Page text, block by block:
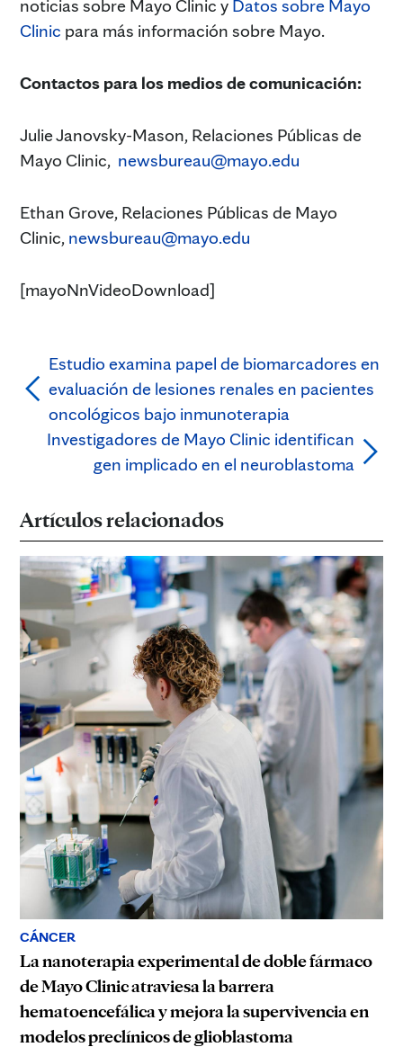
noticias sobre Mayo Clinic y Datos sobre Mayo
Clinic para más información sobre Mayo.
Contactos para los medios de comunicación:
Julie Janovsky-Mason, Relaciones Públicas de
Mayo Clinic, newsbureau@mayo.edu
Ethan Grove, Relaciones Públicas de Mayo
Clinic, newsbureau@mayo.edu
[mayoNnVideoDownload]
Estudio examina papel de biomarcadores en
evaluación de lesiones renales en pacientes
oncológicos bajo inmunoterapia
Investigadores de Mayo Clinic identifican
gen implicado en el neuroblastoma
Artículos relacionados
CÁNCER
La nanoterapia experimental de doble fármaco
de Mayo Clinic atraviesa la barrera
hematoencefálica y mejora la supervivencia en
modelos preclínicos de glioblastoma